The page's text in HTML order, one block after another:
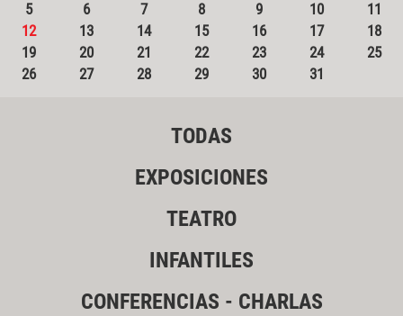
5
6 7 8 9 10
11
12
13 14 15 16 17
18
19
20 21 22 23 24
25
26
27 28 29 30 31
TODAS
EXPOSICIONES
TEATRO
INFANTILES
CONFERENCIAS - CHARLAS